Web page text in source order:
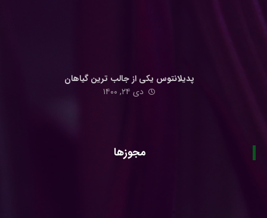
پدیلانتوس یکی از جالب ترین گیاهان
دی ۲۴, ۱۴۰۰
مجوزها